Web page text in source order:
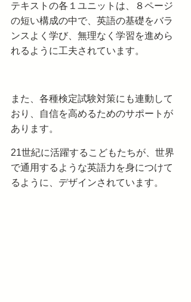
テキストの各１ユニットは、８ページ
の短い構成の中で、英語の基礎をバラ
ンスよく学び、無理なく学習を進めら
れるように工夫されています。
また、各種検定試験対策にも連動して
おり、自信を高めるためのサポートが
あります。
21世紀に活躍するこどもたちが、世界
で通用するような英語力を身につけて
るように、デザインされています。